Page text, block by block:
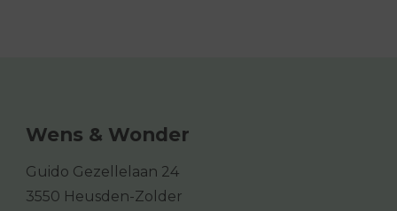
Wens & Wonder
Guido Gezellelaan 24
3550 Heusden-Zolder